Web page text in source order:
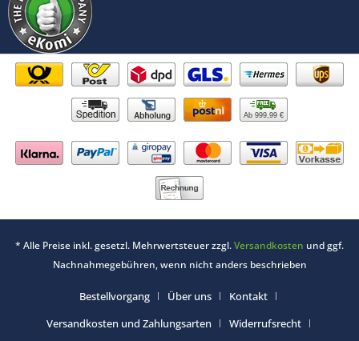
Ab 999,99 €
* Alle Preise inkl. gesetzl. Mehrwertsteuer zzgl.Versandkosten und ggf.
Nachnahmegebühren, wenn nicht anders beschrieben
Bestellvorgang Über uns
Kontakt
Versandkosten und Zahlungsarten
Widerrufsrecht